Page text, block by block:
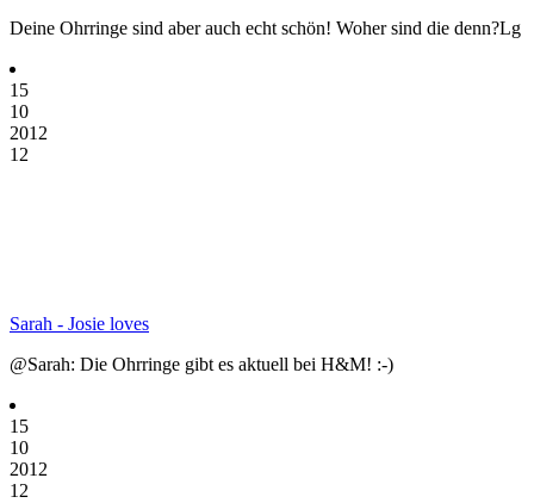
Deine Ohrringe sind aber auch echt schön! Woher sind die denn?Lg
15
10
2012
12
Sarah - Josie loves
@Sarah: Die Ohrringe gibt es aktuell bei H&M! :-)
15
10
2012
12